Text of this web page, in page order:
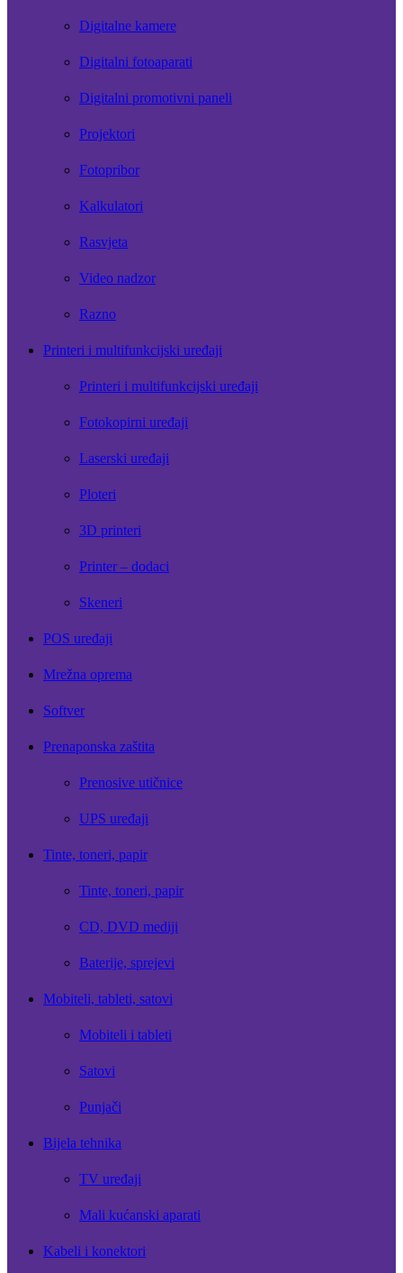
Digitalne kamere
Digitalni fotoaparati
Digitalni promotivni paneli
Projektori
Fotopribor
Kalkulatori
Rasvjeta
Video nadzor
Razno
Printeri i multifunkcijski uređaji
Printeri i multifunkcijski uređaji
Fotokopirni uređaji
Laserski uređaji
Ploteri
3D printeri
Printer – dodaci
Skeneri
POS uređaji
Mrežna oprema
Softver
Prenaponska zaštita
Prenosive utičnice
UPS uređaji
Tinte, toneri, papir
Tinte, toneri, papir
CD, DVD mediji
Baterije, sprejevi
Mobiteli, tableti, satovi
Mobiteli i tableti
Satovi
Punjači
Bijela tehnika
TV uređaji
Mali kućanski aparati
Kabeli i konektori